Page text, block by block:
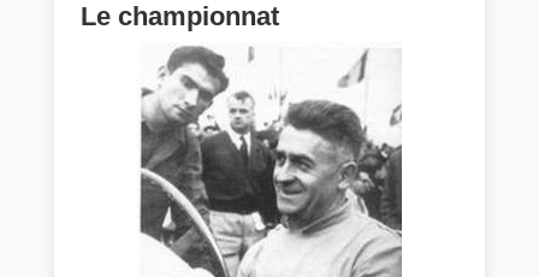
Le championnat